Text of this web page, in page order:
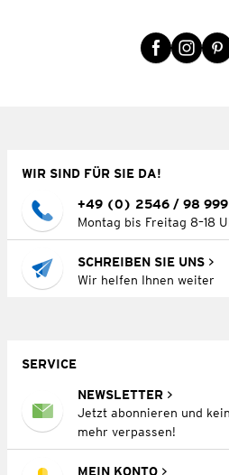
WIR SIND FÜR SIE DA!
+49 (0) 2546 / 98 999
Montag bis Freitag 8–18
SCHREIBEN SIE UNS
Wir helfen Ihnen weiter
SERVICE
NEWSLETTER
Jetzt abonnieren und
mehr verpassen!
MEIN KONTO